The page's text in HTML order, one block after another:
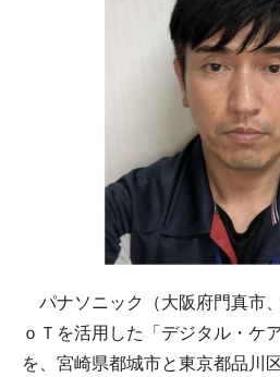
パナソニック（大阪府門真市
ｏＴを活用した「デジタル・ケ
を、宮崎県都城市と東京都品川